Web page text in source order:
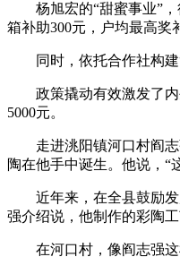
杨旭宏的“甜蜜事业”，
箱补助300元，户均最高奖
同时，依托合作社构建“
政策撬动有效激发了内
5000元。
走进洮阳镇河口村阎志
陶在他手中诞生。他说，“
近年来，在全县鼓励发展
强介绍说，他制作的彩陶
在河口村，像阎志强这样